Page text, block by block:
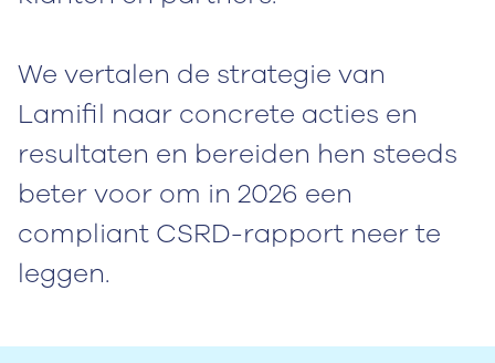
We vertalen de strategie van
Lamifil naar concrete acties en
resultaten en bereiden hen steeds
beter voor om in 2026 een
compliant CSRD-rapport neer te
leggen.